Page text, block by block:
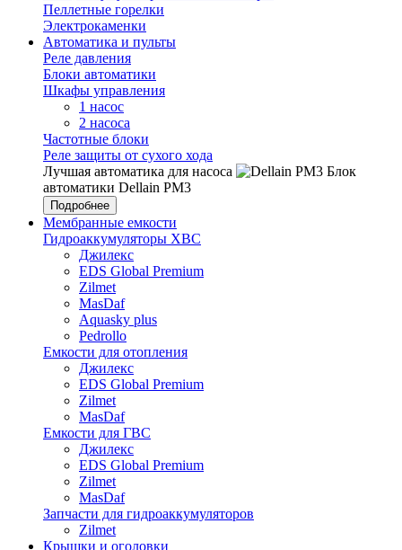
Пеллетные горелки
Электрокаменки
Автоматика и пульты
Реле давления
Блоки автоматики
Шкафы управления
1 насос
2 насоса
Частотные блоки
Реле защиты от сухого хода
Лучшая автоматика для насоса
Блок
автоматики Dellain PM3
Подробнее
Мембранные емкости
Гидроаккумуляторы ХВС
Джилекс
EDS Global Premium
Zilmet
MasDaf
Aquasky plus
Pedrollo
Емкости для отопления
Джилекс
EDS Global Premium
Zilmet
MasDaf
Емкости для ГВС
Джилекс
EDS Global Premium
Zilmet
MasDaf
Запчасти для гидроаккумуляторов
Zilmet
Крышки и оголовки